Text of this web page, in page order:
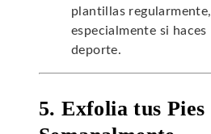
plantillas regularmente,
especialmente si haces
deporte.
5. Exfolia tus Pies